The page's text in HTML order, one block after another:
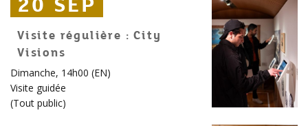
20 SEP
20 SEP
20 SEP
Visite régulière : City
Visions
Dimanche, 14h00 (EN)
Visite guidée
(Tout public)